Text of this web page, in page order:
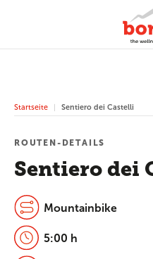
Startseite Sentiero dei Castelli
Sentiero dei
ROUTEN-DETAILS
Mountainbike
5:00 h